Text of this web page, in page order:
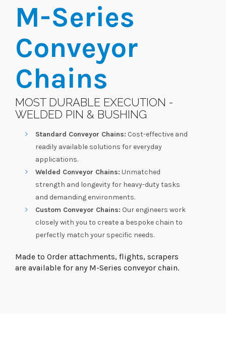
M-Series
Conveyor
Chains
MOST DURABLE EXECUTION -
WELDED PIN & BUSHING
Standard Conveyor Chains: Cost-effective and
readily available solutions for everyday
applications.
Welded Conveyor Chains: Unmatched
strength and longevity for heavy-duty tasks
and demanding environments.
Custom Conveyor Chains: Our engineers work
closely with you to create a bespoke chain to
perfectly match your specific needs.
Made to Order attachments, flights, scrapers
are available for any M-Series conveyor chain.